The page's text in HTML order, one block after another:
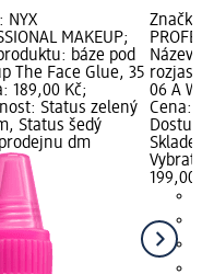
NYX
MAKEUP;
báze pod
The Face Glue, 35
189,00 Kč;
Status zelený
Status šedý
dm
Značka:
Název
06 A
Cena:
Vybrat
199,00